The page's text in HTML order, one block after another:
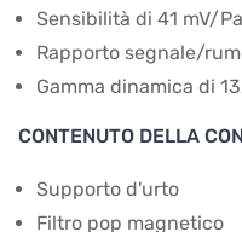
Sensibilità di 41 mV/Pa
Rapporto segnale/
Gamma dinamica di
CONTENUTO DELLA
Supporto d'urto
Filtro pop magnetico